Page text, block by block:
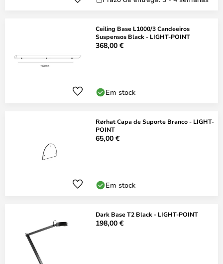
Ceiling Base L1000/3 Candeeiros
Suspensos Black - LIGHT-POINT
368,00 €
Em stock
Rørhat Capa de Suporte Branco - LIGHT-
POINT
65,00 €
Em stock
Dark Base T2 Black - LIGHT-POINT
198,00 €